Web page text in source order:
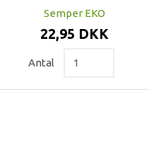
Semper EKO
22,95 DKK
Antal